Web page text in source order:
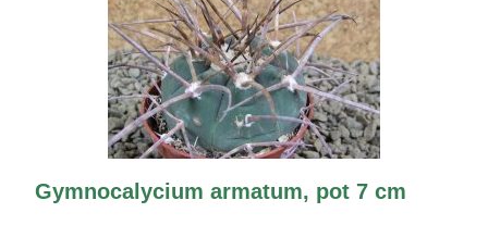
Gymnocalycium armatum, pot 7 cm